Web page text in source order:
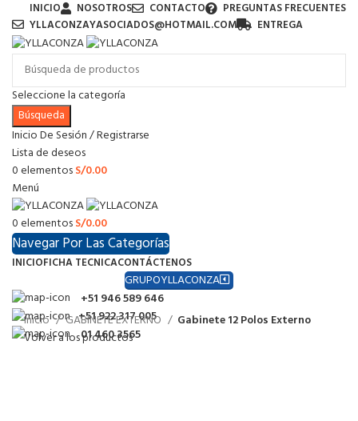
INICIO NOSOTROS CONTACTO
PREGUNTAS FRECUENTES
YLLACONZAYASOCIADOS@HOTMAIL.COM
ENTREGA
Seleccione la categoría
Búsqueda
Inicio De Sesión / Registrarse
Lista de deseos
0elementosS/0.00
Menú
0elementosS/0.00
Navegar Por Las Categorías
INICIOFICHA TECNICACONTÁCTENOS
GRUPOYLLACONZA
+51 946 589 646
+51 922 317 005
01 460 3565
Inicio GABINETE EXTERNO
Gabinete 12 Polos Externo
Volver a los productos